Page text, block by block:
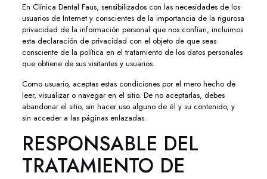
En Clínica Dental Faus, sensibilizados con las necesidades de los
usuarios de Internet y conscientes de la importancia de la rigurosa
privacidad de la información personal que nos confían, incluimos
esta declaración de privacidad con el objeto de que seas
consciente de la política en el tratamiento de los datos personales
que obtiene de sus visitantes y usuarios.
Como usuario, aceptas estas condiciones por el mero hecho de
leer, visualizar o navegar en el sitio. De no aceptarlas, debes
abandonar el sitio, sin hacer uso alguno de él y su contenido, y
sin acceder a las páginas enlazadas.
RESPONSABLE DEL
TRATAMIENTO DE